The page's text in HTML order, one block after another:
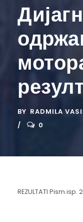
BY RADMILA
0
REZULTATI